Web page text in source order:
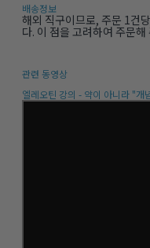
배송정보
해외 직구이므로, 주문 1건
다. 이 점을 고려하여 주문해
관련 동영상
엘레오틴 강의 - 약이 아니라 "개